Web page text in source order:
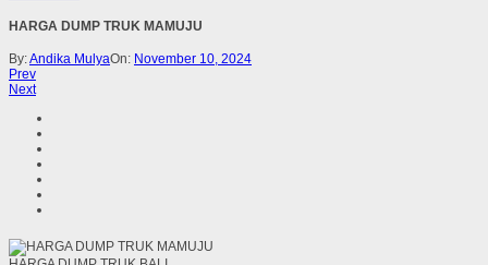
HARGA DUMP TRUK MAMUJU
By:Andika MulyaOn: November 10, 2024
Prev
Next